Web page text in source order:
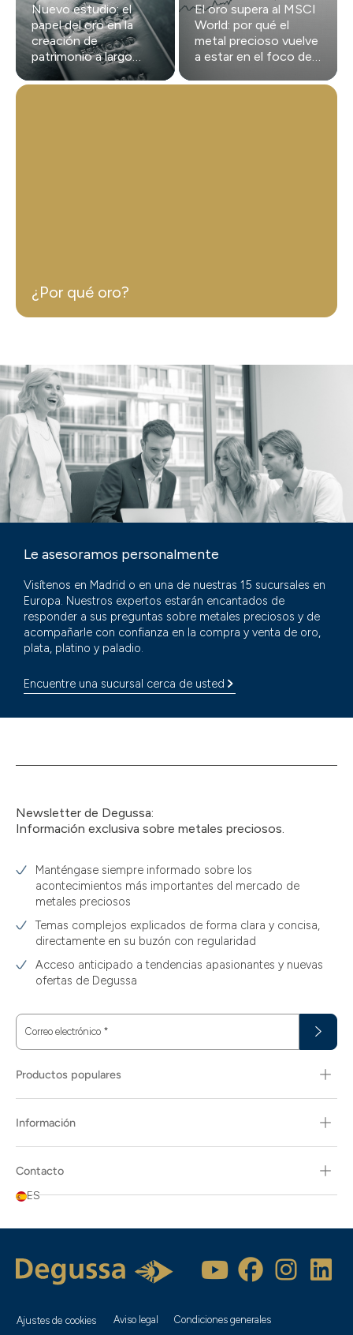
El oro supera al MSCI
World: por qué el
metal precioso vuelve
a estar en el foco de
Nuevo estudio: el
papel del oro en la
creación de
patrimonio a largo
plazo
¿Por qué oro?
Le asesoramos personalmente
Visítenos en Madrid o en una de nuestras 15 sucursales en
Europa. Nuestros expertos estarán encantados de
responder a sus preguntas sobre metales preciosos y de
acompañarle con confianza en la compra y venta de oro,
plata, platino y paladio.
Encuentre una sucursal cerca de usted
Newsletter de Degussa:
Información exclusiva sobre metales preciosos.
Manténgase siempre informado sobre los
acontecimientos más importantes del mercado de
metales preciosos
Temas complejos explicados de forma clara y concisa,
directamente en su buzón con regularidad
Acceso anticipado a tendencias apasionantes y nuevas
ofertas de Degussa
Correo electrónico *
Productos populares
Información
Contacto
ES
Ajustes de cookies Aviso legal Condiciones generales